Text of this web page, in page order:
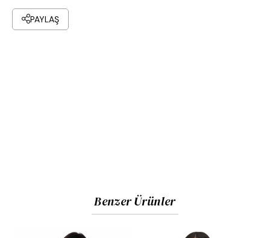
PAYLAŞ
Benzer Ürünler